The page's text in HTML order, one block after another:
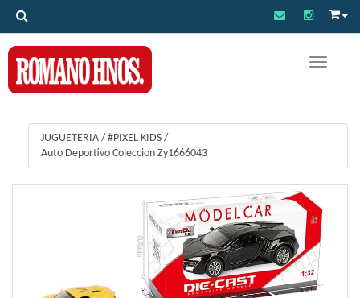
Toggle
JUGUETERIA / #PIXEL KIDS /
Auto Deportivo Coleccion Zy1666043